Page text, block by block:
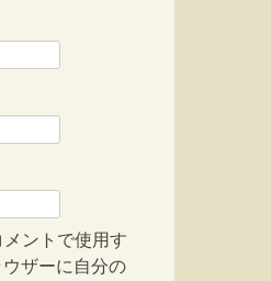
ントで使用す
ザーに自分の